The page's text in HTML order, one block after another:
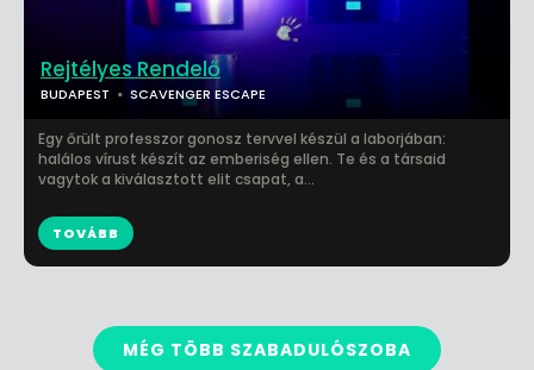
Rejtélyes Rendelő
BUDAPEST SCAVENGER ESCAPE
Egy őrült professzor gonosz tervvel készül a laborjában:
halálos vírust készít az emberiség ellen. Te és a társaid
vagytok a kiválasztott elit csapat, a...
TOVÁBB
MÉG TÖBB SZABADULÓSZOBA